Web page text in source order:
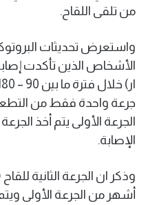
من تلقى اللقاح.
واستعرض تحديثات
الأشخاص الذين تأكدت
جرعة واحدة فقط من
الإصابة.
أشهر من الجرعة الأولى